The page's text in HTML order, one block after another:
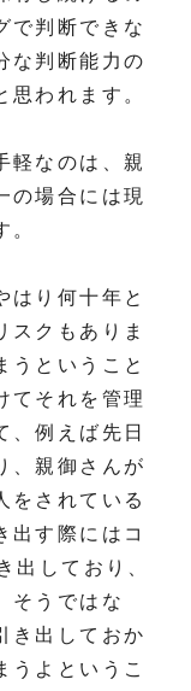
で判断できな
な判断能力の
思われます。
軽なのは、親
の場合には現
。
はり何十年と
スクもありま
うということ
てそれを管理
、例えば先日
、親御さんが
をされている
出す際にはコ
出しており、
そうではな
き出しておか
うよというこ